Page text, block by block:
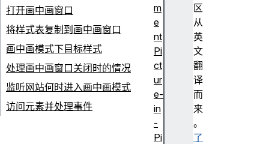
区
从
英
文
翻
译
而
来
。
了
打开画中画窗口
将样式表复制到画中画窗口
画中画模式下目标样式
处理画中画窗口关闭时的情况
监听网站何时进入画中画模式
访问元素并处理事件
m
e
nt
Pi
ct
ur
e-
in
-
Pi